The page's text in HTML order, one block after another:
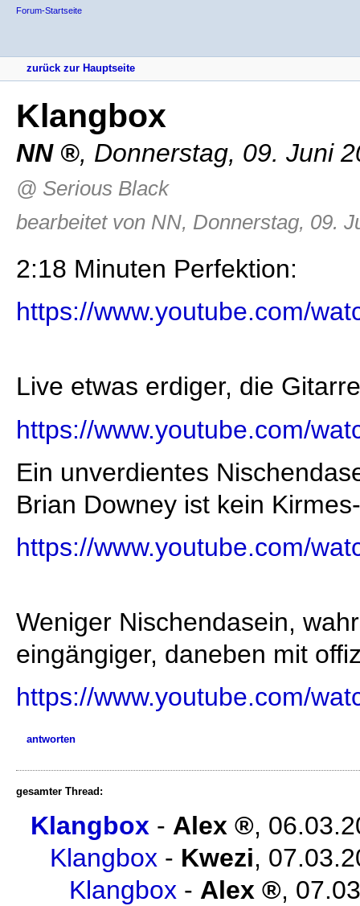
Forum-Startseite
zurück zur Hauptseite
Klangbox
NN , Donnerstag, 09. Juni
@ Serious Black
bearbeitet von NN, Donnerstag, 09.
2:18 Minuten Perfektion:
https://www.youtube.com/
Live etwas erdiger, die
https://www.youtube.com/
Ein unverdientes
Brian Downey ist kein
https://www.youtube.com/
Weniger Nischendasein,
eingängiger, daneben mit
https://www.youtube.com/
antworten
gesamter Thread:
Klangbox - Alex ,
Klangbox - Kwezi,
Klangbox - Alex ,